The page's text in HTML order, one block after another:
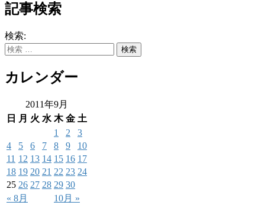
記事検索
検索:
カレンダー
2011年9月
日
月 火 水 木 金 土
« 8月 10月 »
1 2
3
4
5 6 7 8 9
10
11 12 13 14 15 16 17
18 19 20 21 22 23 24
25 26 27 28 29 30